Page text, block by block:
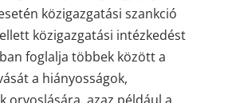
közigazgatási szankció
közigazgatási intézkedést
foglalja többek között a
a hiányosságok,